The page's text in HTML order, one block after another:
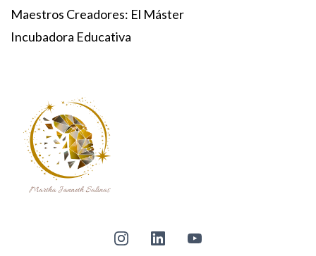
Maestros Creadores: El Máster
Incubadora Educativa